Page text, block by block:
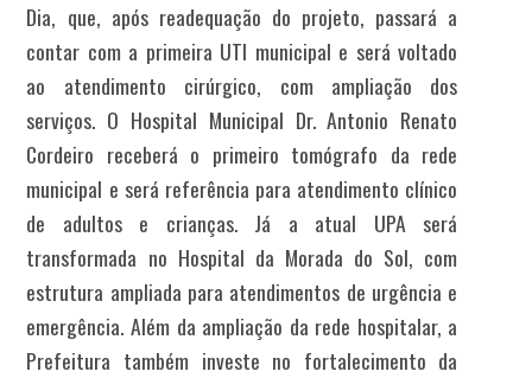
Dia, que, após readequação do projeto, passará a
contar com a primeira UTI municipal e será voltado
ao atendimento cirúrgico, com ampliação dos
serviços. O Hospital Municipal Dr. Antonio Renato
Cordeiro receberá o primeiro tomógrafo da rede
municipal e será referência para atendimento clínico
de adultos e crianças. Já a atual UPA será
transformada no Hospital da Morada do Sol, com
estrutura ampliada para atendimentos de urgência e
emergência. Além da ampliação da rede hospitalar, a
Prefeitura também investe no fortalecimento da